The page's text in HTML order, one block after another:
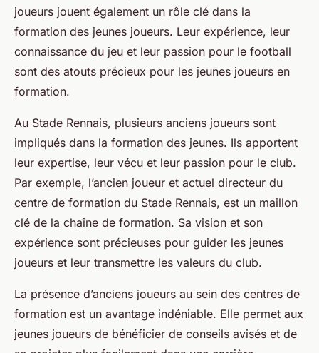
joueurs jouent également un rôle clé dans la
formation des jeunes joueurs. Leur expérience, leur
connaissance du jeu et leur passion pour le football
sont des atouts précieux pour les jeunes joueurs en
formation.
Au Stade Rennais, plusieurs anciens joueurs sont
impliqués dans la formation des jeunes. Ils apportent
leur expertise, leur vécu et leur passion pour le club.
Par exemple, l’ancien joueur et actuel directeur du
centre de formation du Stade Rennais, est un maillon
clé de la chaîne de formation. Sa vision et son
expérience sont précieuses pour guider les jeunes
joueurs et leur transmettre les valeurs du club.
La présence d’anciens joueurs au sein des centres de
formation est un avantage indéniable. Elle permet aux
jeunes joueurs de bénéficier de conseils avisés et de